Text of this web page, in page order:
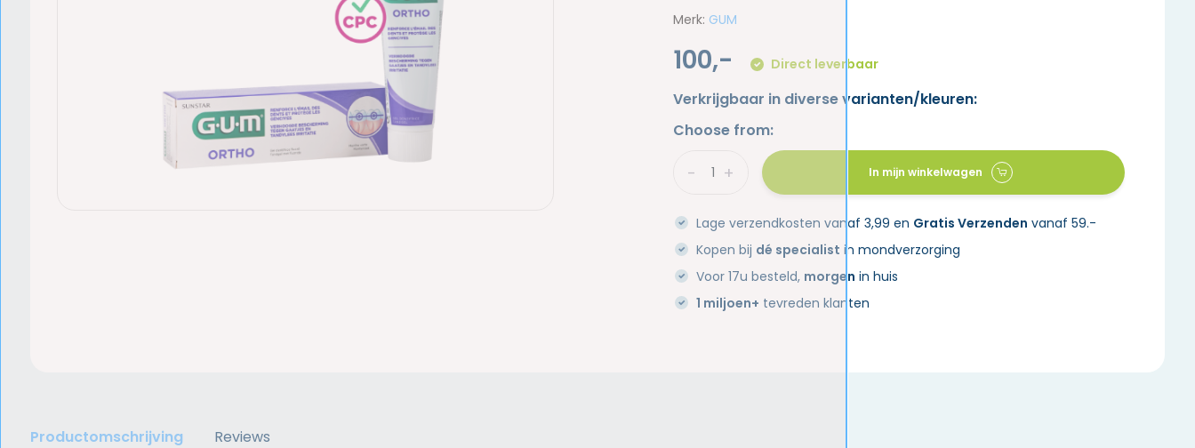
Merk: GUM
100,- Direct leverbaar
Verkrijgbaar in diverse varianten/kleuren:
Choose from:
+
- In mijn winkelwagen
Lage verzendkosten vanaf 3,99 en Gratis Verzenden vanaf 59.-
Kopen bij dé specialist in mondverzorging
Voor 17u besteld, morgen in huis
1 miljoen+ tevreden klanten
Productomschrijving Reviews